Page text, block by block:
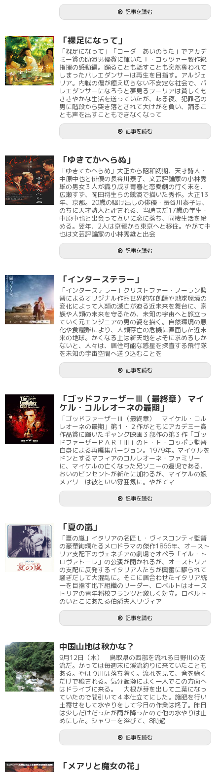
記事を読む
「裸足になって」
「裸足になって」「コーダ あいのうた」でアカデ
ミー賞の助演男優賞に輝いたＴ・コッツァー製作総
指揮の感動編。踊ることも話すことも突然奪われて
しまったバレエダンサーは再生を目指す。アルジェ
リア。内戦の傷が癒え切らない不安定な社会で、バ
レエダンサーになろうと夢見るフーリアは貧しくも
ささやかな生活を送っていたが、ある夜、犯罪者の
男に階段から突き落とされて大けがを負い、踊るこ
とも声を出すこともできなくなって
記事を読む
「ゆきてかへらぬ」
「ゆきてかへらぬ」大正から昭和初期、天才詩人・
中原中也と俳優の長谷川泰子、文芸評論家の小林秀
雄の男女３人が織り成す青春と恋愛劇の行く末を、
広瀬すず、岡田将生らの競演で描いた秀作。大正13
年、京都。20歳の駆け出しの俳優・長谷川泰子は、
のちに天才詩人と評される、当時まだ17歳の学生・
中原中也と出会って互いに恋に落ち、同棲生活を始
める。翌年、2人は京都から東京へと移住。やがて中
也は文芸評論家の小林秀雄と出会
記事を読む
「インターステラー」
「インターステラー」クリストファー・ノーラン監
督によるオリジナル作品世界的な飢饉や地球環境の
変化によって人類の滅亡が迫る近未来を舞台に、家
族や人類の未来を守るため、未知の宇宙へと旅立っ
ていく元エンジニアの男の姿を描く。自然環境の悪
化や食糧難により、人類存亡の危機に直面した近未
来の地球。かくなる上は新天地をよそに求めるしか
ないと、人々は、居住可能な惑星を探査する飛行隊
を未知の宇宙空間へ送り込むことを
記事を読む
「ゴッドファーザーⅢ（最終章） マイ
ケル・コルレオーネの最期」
「ゴッドファーザーⅢ（最終章） マイケル・コル
レオーネの最期」第１・２作がともにアカデミー賞
作品賞に輝いたギャング映画３部作の第３作「ゴッ
ドファーザーＰＡＲＴⅢ」のＦ・Ｆ・コッポラ監督
自身による再編集バージョン。1979年。マイケルを
ドンとするマフィアのコルレオーネ・ファミリー
に、マイケルの亡くなった兄ソニーの遺児である、
おいのビンセントが新たに加わるが、マイケルの娘
メアリーは彼といい雰囲気に。やがてマ
記事を読む
「夏の嵐」
「夏の嵐」イタリアの名匠Ｌ・ヴィスコンティ監督
の豪華絢爛たるメロドラマの傑作1866年、オースト
リア支配下のヴェネチアの劇場でオペラ「イル・ト
ロヴァトーレ」の公演が開かれるが、オーストリア
の支配に反発するイタリア人たちが興奮に駆られて
騒ぎだして大混乱に。そこに居合わせたイタリア統
一を目指す地下組織のリーダー、ロベルトはオース
トリアの青年将校フランツと激しく対立。ロベルト
のいとこにあたる伯爵夫人リヴィア
記事を読む
中国山地は秋かな？
9月12日（木） 鳥取県の西部を流れる日野川の支
流だ。かっては毎週末に渓流釣りに来ていたことも
ある。やはり川は落ち着く。流れを見て、音を聴く
だけで癒される。気分転換によく一人でこの方面へ
はドライブに来る。 大根が芽を出して二葉になっ
ていたので間引いて４本仕立てにした。施肥を行い
土寄せをして水やりをして今日の作業は終了。昨日
は少しだけだったが雨が降ったので他の水やりは止
めにした。シャワーを浴びて、8時過
記事を読む
「メアリと魔女の花」